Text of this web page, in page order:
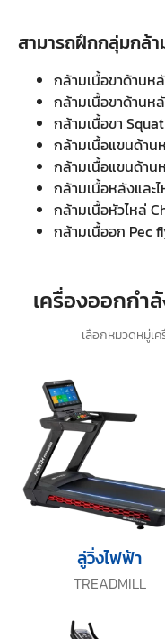
สามารถฝึกกลุ่มกล้
กล้ามเนื้อขาด้านห
กล้ามเนื้อขาด้านห
กล้ามเนื้อขา
กล้ามเนื้อแขนด้าน
กล้ามเนื้อแขนด้าน
กล้ามเนื้อหลังและ
กล้ามเนื้อหัวไหล่
กล้ามเนื้ออก Pec
เลือกหมวดหมู่เ
เครื่องออกกำ
TREADMILL
ลู่วิ่งไฟฟ้า